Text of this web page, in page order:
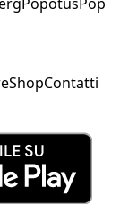
ShopContatti